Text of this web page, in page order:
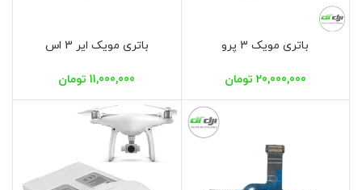
باتری مویک 3 پرو
20,000,000 تومان
باتری مویک ایر 3 اس
11,000,000 تومان